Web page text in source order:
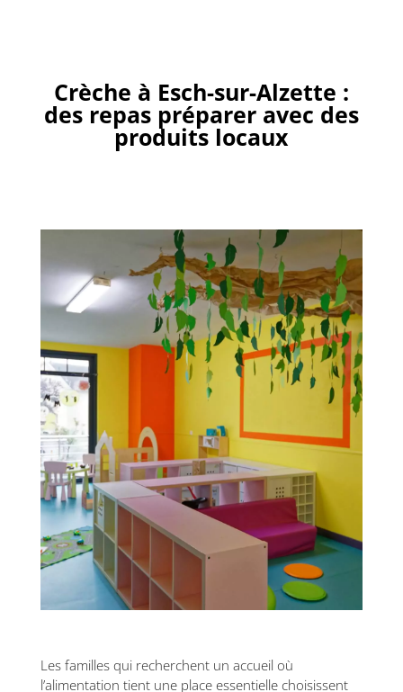
Crèche à Esch-sur-Alzette :
des repas préparer avec des
produits locaux
Les familles qui recherchent un accueil où
l’alimentation tient une place essentielle choisissent